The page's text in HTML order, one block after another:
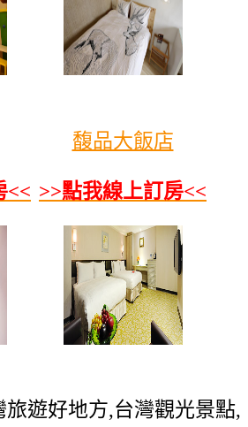
<<
馥品大飯店
>>點我線上訂房<<
遊好地方,台灣觀光景點,